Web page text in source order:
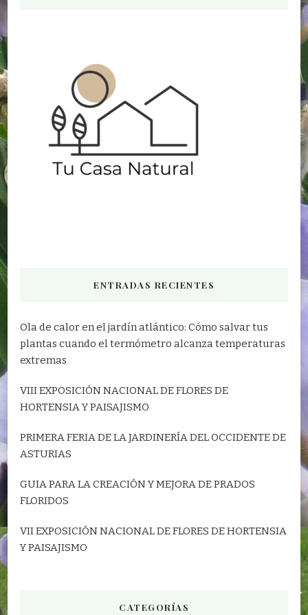
ENTRADAS RECIENTES
Ola de calor en el jardín atlántico: Cómo salvar tus
plantas cuando el termómetro alcanza temperaturas
extremas
VIII EXPOSICIÓN NACIONAL DE FLORES DE
HORTENSIA Y PAISAJISMO
PRIMERA FERIA DE LA JARDINERÍA DEL OCCIDENTE DE
ASTURIAS
GUIA PARA LA CREACIÓN Y MEJORA DE PRADOS
FLORIDOS
VII EXPOSICIÓN NACIONAL DE FLORES DE HORTENSIA
Y PAISAJISMO
CATEGORÍAS